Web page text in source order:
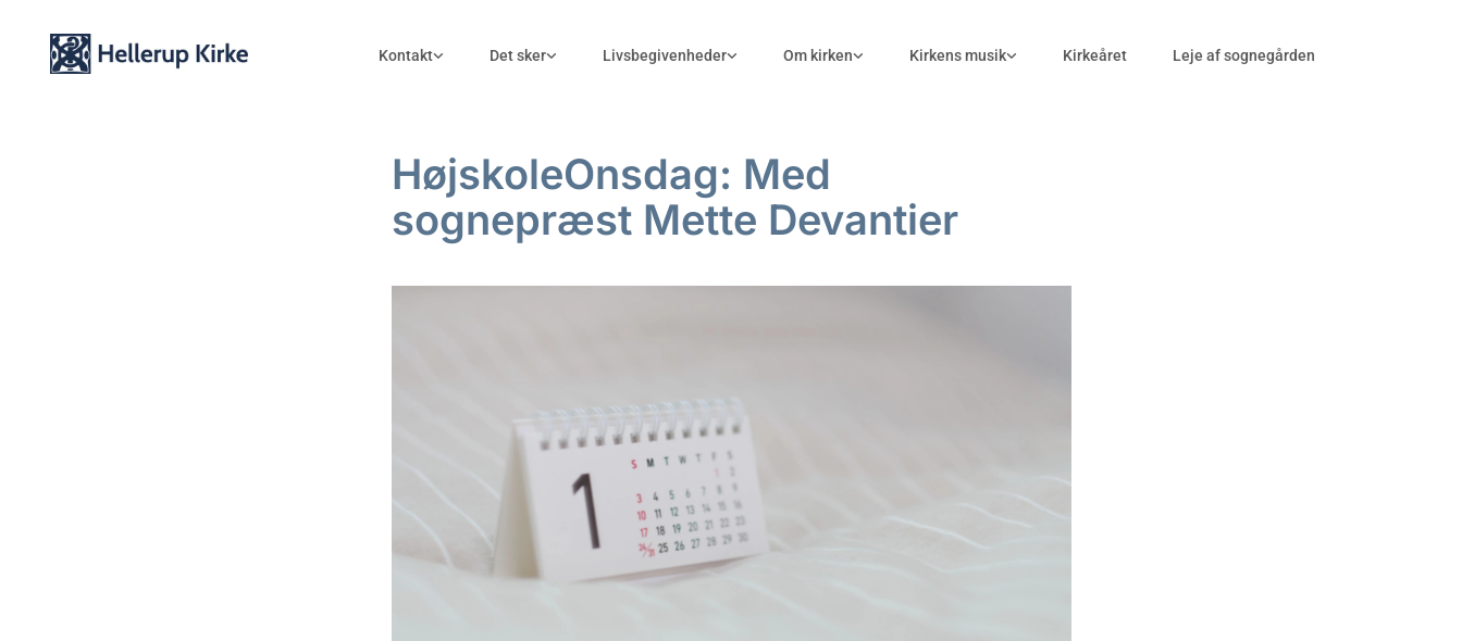
Kontakt Det sker Livsbegivenheder Om kirken Kirkens musik Kirkeåret Leje af sognegården
HøjskoleOnsdag: Med
sognepræst Mette Devantier